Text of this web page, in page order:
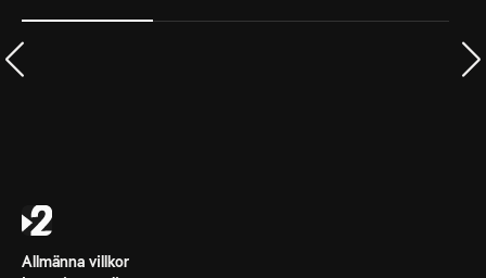
Allmänna villkor